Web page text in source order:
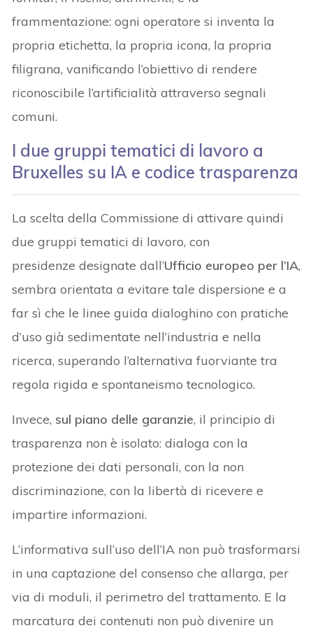
frammentazione: ogni operatore si inventa la
propria etichetta, la propria icona, la propria
filigrana, vanificando l’obiettivo di rendere
riconoscibile l’artificialità attraverso segnali
comuni.
I due gruppi tematici di lavoro a
Bruxelles su IA e codice trasparenza
La scelta della Commissione di attivare quindi
due gruppi tematici di lavoro, con
presidenze designate dall’Ufficio europeo per l’IA,
sembra orientata a evitare tale dispersione e a
far sì che le linee guida dialoghino con pratiche
d’uso già sedimentate nell’industria e nella
ricerca, superando l’alternativa fuorviante tra
regola rigida e spontaneismo tecnologico.
Invece, sul piano delle garanzie, il principio di
trasparenza non è isolato: dialoga con la
protezione dei dati personali, con la non
discriminazione, con la libertà di ricevere e
impartire informazioni.
L’informativa sull’uso dell’IA non può trasformarsi
in una captazione del consenso che allarga, per
via di moduli, il perimetro del trattamento. E la
marcatura dei contenuti non può divenire un